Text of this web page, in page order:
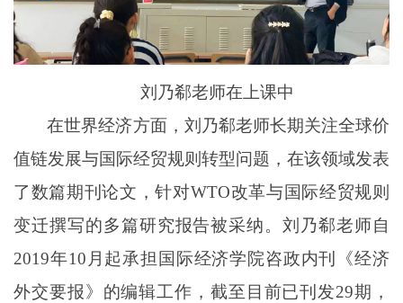
刘乃郗老师在上课中
在世界经济方面，刘乃郗老师长期关注全球价
值链发展与国际经贸规则转型问题，在该领域发表
了数篇期刊论文，针对WTO改革与国际经贸规则
变迁撰写的多篇研究报告被采纳。刘乃郗老师自
2019年10 月起承担国际经济学院咨政内刊《经济
外交要报》的编辑工作，截至目前已刊发29期，